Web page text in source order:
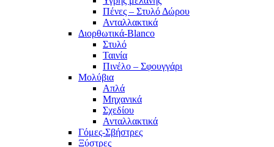
Πένες – Στυλό Δώρου
Ανταλλακτικά
Διορθωτικά-Blanco
Στυλό
Ταινία
Πινέλο – Σφουγγάρι
Μολύβια
Απλά
Μηχανικά
Σχεδίου
Ανταλλακτικά
Γόμες-Σβήστρες
Ξύστρες